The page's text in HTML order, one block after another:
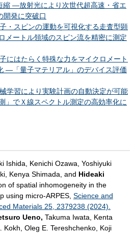
縮 ―放射光により次世代超高速・省エ
開発に突破口
・スピンの運動を可視化する走査型顕
メートル領域のスピン流を精密に測定
にはたらく特殊な力をマイクロメート
―「量子マテリアル」のデバイス評価
学習により実験計画の自動決定が可能
」でＸ線スペクトル測定の高効率化に
Ishida, Kenichi Ozawa, Yoshiyuki
Kenya Shimada, and Hideaki
of spatial inhomogeneity in the
using micro-ARPES, Science and
Materials 25, 2379238 (2024).
Ueno, Takuma Iwata, Kenta
Kokh, Oleg E. Tereshchenko, Koji